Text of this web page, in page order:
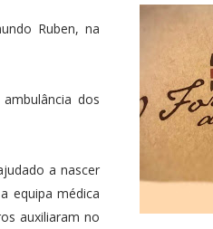
Ruben, na
dos
a nascer
equipa médica
auxiliaram no